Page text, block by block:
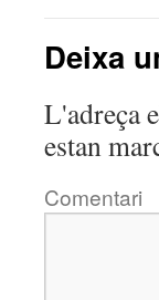
Deixa
L'adreça
estan
Comentari